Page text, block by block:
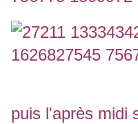
puis l'après midi